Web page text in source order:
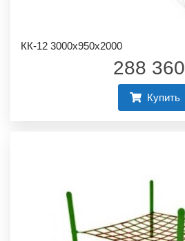
КК-12 3000х950х2000
288 360
Купить